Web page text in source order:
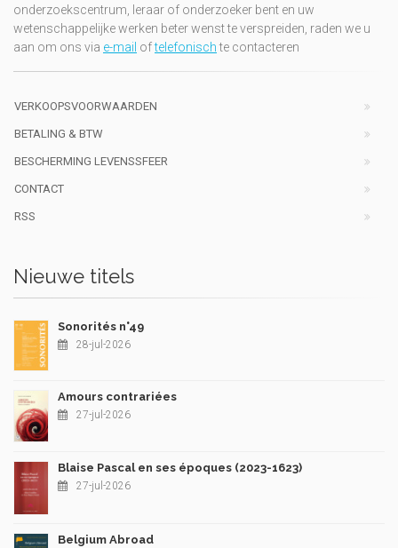
onderzoekscentrum, leraar of onderzoeker bent en uw
wetenschappelijke werken beter wenst te verspreiden, raden we u
aan om ons via e-mail oftelefonischte contacteren
VERKOOPSVOORWAARDEN
BETALING & BTW
BESCHERMING LEVENSSFEER
CONTACT
RSS
Nieuwe titels
Sonorités n°49
28-jul-2026
Amours contrariées
27-jul-2026
Blaise Pascal en ses époques (2023-1623)
27-jul-2026
Belgium Abroad